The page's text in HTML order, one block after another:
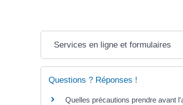
Services en ligne et formulaires
Questions ? Réponses !
Quelles précautions prendre avant